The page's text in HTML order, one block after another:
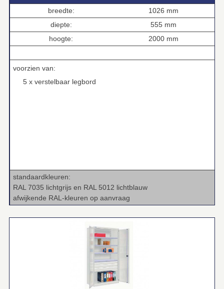
breedte:
1026 mm
diepte:
555 mm
hoogte:
2000 mm
voorzien van:
5 x verstelbaar legbord
standaardkleuren:
RAL 7035 lichtgrijs en RAL 5012 lichtblauw
afwijkende RAL‑kleuren op aanvraag